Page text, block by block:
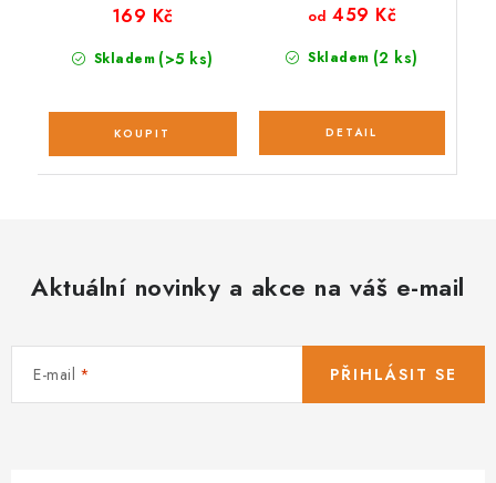
Skladem (>5 ks)
169 Kč
Skladem (2 ks)
od 459 Kč
Aktuální novinky a akce na váš e-mail
E-mail PŘIHLÁSIT SE